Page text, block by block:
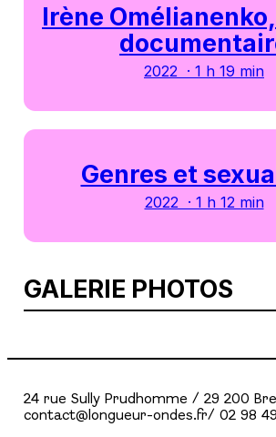
Irène
2022 · 1 h 19 min
Genres et
2022 · 1 h 12 min
GALERIE PHOTOS
24 rue Sully Prudhomme / 29 200
contact@longueur-ondes.fr/ 02 98